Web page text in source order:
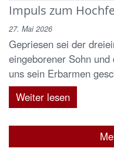
Impuls zum
27. Mai 2026
Gepriesen sei der
eingeborener Sohn
uns sein Erbarmen
Weiter lesen